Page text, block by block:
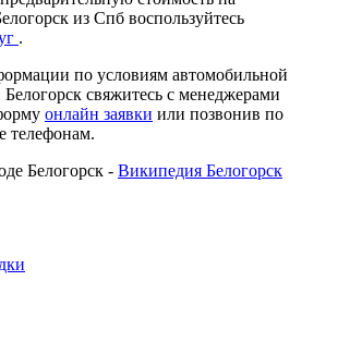
из Спб воспользуйтесь
.
по условиям автомобильной
Белогорск свяжитесь с менеджерами
онлайн заявки или позвонив по
телефонам.
Белогорск - Википедия Белогорск